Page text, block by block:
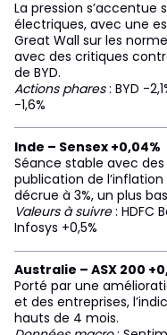
La pression s’accentue
électriques, avec une
Great Wall sur les
avec des critiques
de BYD.
Actions phares: BYD -
-1,6%
Inde – Sensex +0,04%
Séance stable avec
publication de
décrue à 3%, un plus
Valeurs à suivre: HDFC
Infosys +0,5%
Australie – ASX 200
Porté par une
et des entreprises,
hauts de 4 mois.